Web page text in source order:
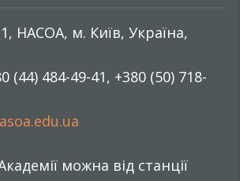
1, НАСОА, м. Київ, Україна,
(44) 484-49-41, +380 (50) 718-
можна від станції